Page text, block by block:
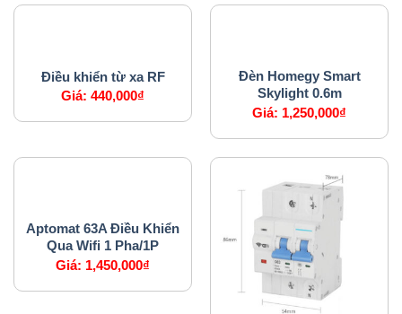
Điều khiển từ xa RF
Giá:440,000₫
Đèn Homegy Smart
Skylight 0.6m
Giá: 1,250,000₫
Aptomat 63A Điều Khiển
Qua Wifi 1 Pha/1P
Giá: 1,450,000₫